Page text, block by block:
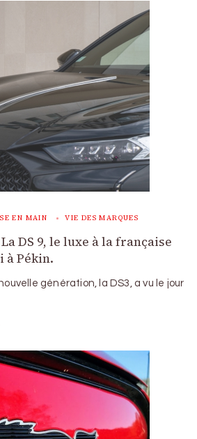
EN MAIN VIE DES MARQUES
DS 9, le luxe à la française
à Pékin.
génération, la DS3, a vu le jour